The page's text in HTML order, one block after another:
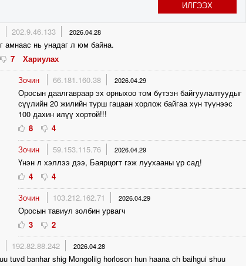
ИЛГЭЭХ
202.9.46.133 2026.04.28
амнаас нь унадаг л юм байна.
7
Хариулах
Зочин
66.181.160.38 2026.04.29
Оросын даалгавраар эх орныхоо том бүтээн байгуулалтуудыг
сүүлийн 20 жилийн турш гацаан хорлож байгаа хүн түүнээс
100 дахин илүү хортой!!!
8
4
Зочин
59.153.115.76 2026.04.29
Үнэн л хэллээ дээ, Баярцогт гэж луухааны үр сад!
4
4
Зочин
103.212.162.71 2026.04.29
Оросын тавиул золбин урвагч
3
2
192.82.88.242 2026.04.28
tuvd banhar shig Mongoliig horloson hun haana ch baihgui shuu